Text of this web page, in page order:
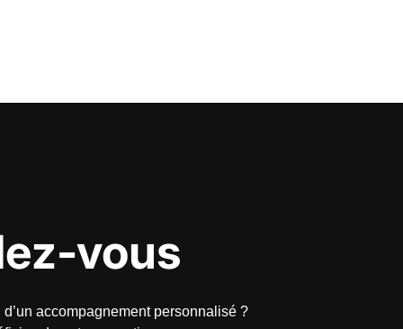
vous
accompagnement personnalisé ?